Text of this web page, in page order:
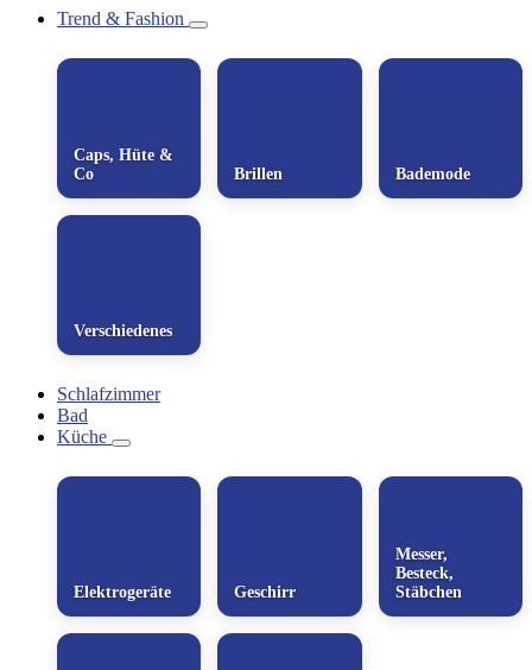
Trend & Fashion
Caps, Hüte &
Co
Brillen Bademode
Verschiedenes
Schlafzimmer
Bad
Küche
Elektrogeräte Geschirr
Messer,
Besteck,
Stäbchen